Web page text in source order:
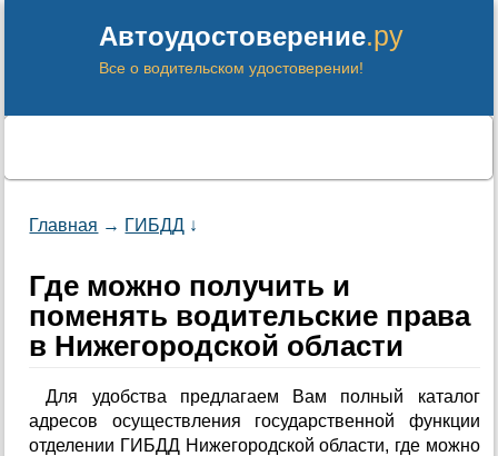
Автоудостоверение.ру
Все о водительском удостоверении!
Главная → ГИБДД ↓
Где можно получить и
поменять водительские права
в Нижегородской области
Для удобства предлагаем Вам полный каталог
адресов осуществления государственной функции
отделении ГИБДД Нижегородской области, где можно